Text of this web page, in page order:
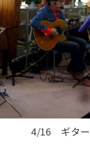
4/16 ギター